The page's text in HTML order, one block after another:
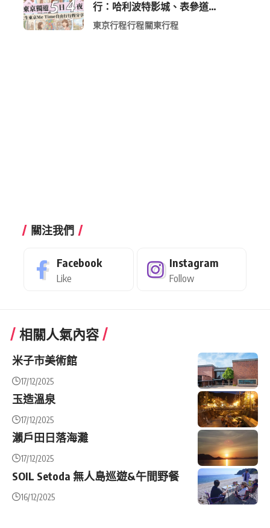
行：哈利波特影城、表參道
Shopping 與下北澤尋寶5日4夜慢活
東京行程行程關東行程
關注我們
Facebook
Like
Instagram
Follow
相關人氣內容
米子市美術館
17/12/2025
玉造溫泉
17/12/2025
瀨戶田日落海灘
17/12/2025
SOIL Setoda 無人島巡遊&午間野餐
16/12/2025